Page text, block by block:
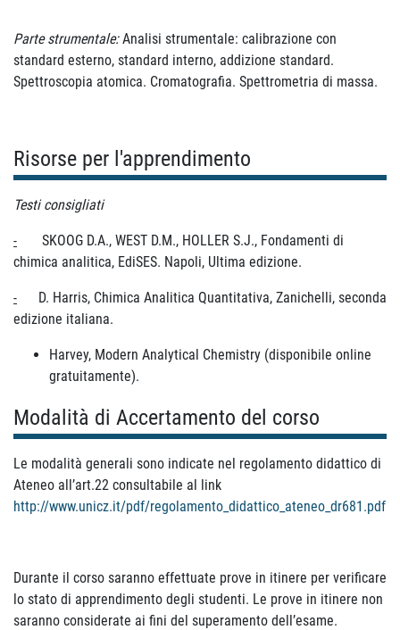
Parte strumentale: Analisi strumentale: calibrazione con
standard esterno, standard interno, addizione standard.
Spettroscopia atomica. Cromatografia. Spettrometria di massa.
Risorse per l'apprendimento
Testi consigliati
- SKOOG D.A., WEST D.M., HOLLER S.J., Fondamenti di
chimica analitica, EdiSES. Napoli, Ultima edizione.
- D. Harris, Chimica Analitica Quantitativa, Zanichelli, seconda
edizione italiana.
Harvey, Modern Analytical Chemistry (disponibile online
gratuitamente).
Modalità di Accertamento del corso
Le modalità generali sono indicate nel regolamento didattico di
Ateneo all’art.22 consultabile al link
http://www.unicz.it/pdf/regolamento_didattico_ateneo_dr681.pdf
Durante il corso saranno effettuate prove in itinere per verificare
lo stato di apprendimento degli studenti. Le prove in itinere non
saranno considerate ai fini del superamento dell’esame.